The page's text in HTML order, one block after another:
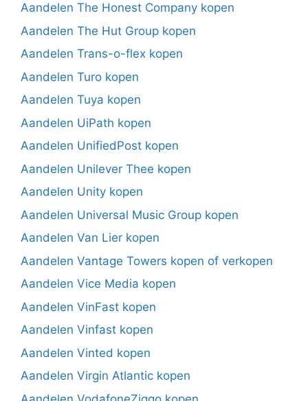
Aandelen The Honest Company kopen
Aandelen The Hut Group kopen
Aandelen Trans-o-flex kopen
Aandelen Turo kopen
Aandelen Tuya kopen
Aandelen UiPath kopen
Aandelen UnifiedPost kopen
Aandelen Unilever Thee kopen
Aandelen Unity kopen
Aandelen Universal Music Group kopen
Aandelen Van Lier kopen
Aandelen Vantage Towers kopen of verkopen
Aandelen Vice Media kopen
Aandelen VinFast kopen
Aandelen Vinfast kopen
Aandelen Vinted kopen
Aandelen Virgin Atlantic kopen